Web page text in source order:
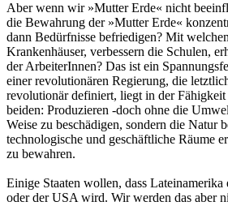
Aber wenn wir »Mutter Erde« nicht
die Bewahrung der »Mutter Erde«
dann Bedürfnisse befriedigen? Mit
Krankenhäuser, verbessern die Schulen,
der ArbeiterInnen? Das ist ein
einer revolutionären Regierung, die
revolutionär definiert, liegt in der
beiden: Produzieren -doch ohne die
Weise zu beschädigen, sondern die Natur
technologische und geschäftliche Räume
zu bewahren.
Einige Staaten wollen, dass
oder der USA wird. Wir werden das aber